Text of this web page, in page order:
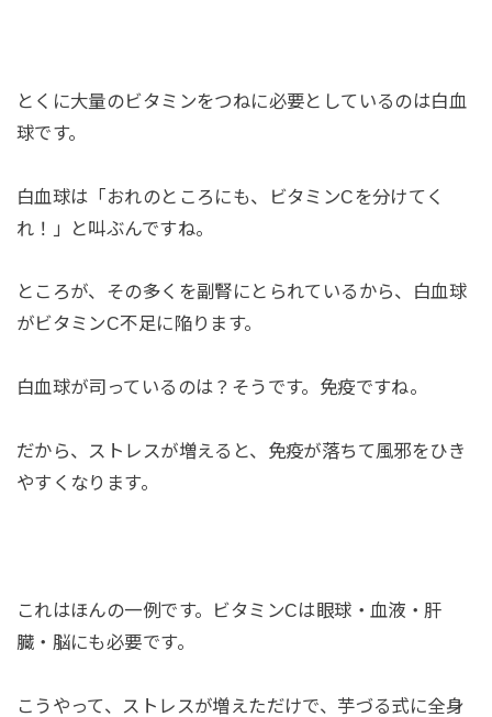
とくに大量のビタミンをつねに必要としているのは白血
球です。
白血球は「おれのところにも、ビタミンCを分けてく
れ！」と叫ぶんですね。
ところが、その多くを副腎にとられているから、白血球
がビタミンC不足に陥ります。
白血球が司っているのは？そうです。免疫ですね。
だから、ストレスが増えると、免疫が落ちて風邪をひき
やすくなります。
これはほんの一例です。ビタミンCは眼球・血液・肝
臓・脳にも必要です。
こうやって、ストレスが増えただけで、芋づる式に全身